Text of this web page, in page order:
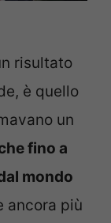
risultato
è quello
un
fino a
mondo
ancora più